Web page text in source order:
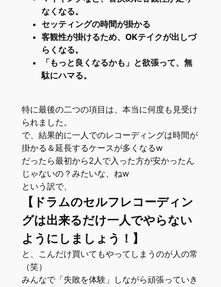
なくなる。
セッティングの時間が掛かる
客観性が掛けるため、OKテイクが出しづ
らくなる。
「もっと良くなるかも」と欲張って、無
駄にハマる。
特に最後の二つの項目は、本当に何度も見受け
られました。
で、結果的に一人でのレコーディングは時間が
掛かる＆延長するケースが多くなるw
だったら最初から2人で入った方が安かったん
じゃないの？みたいな、ねw
という訳で、
【ドラムのセルフレコーディン
グは出来るだけ一人でやらない
ようにしましょう！】
と、こんだけ買いてもやってしまうのが人の常
（笑）
みんなで「失敗を体験」しながら頑張っていき